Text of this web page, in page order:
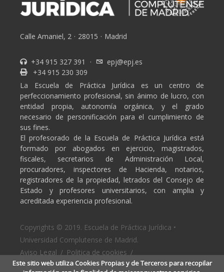
Calle Amaniel, 2 · 28015 · Madrid
+34 915 327 391 ·
epj@epj.es
+34 915 230 309
La Escuela de Práctica Jurídica es un centro de
perfeccionamiento profesional, sin ánimo de lucro, con
entidad propia, autonomía orgánica, y el grado
necesario de personificación para el cumplimiento de
sus fines.
El profesorado de la Escuela de Práctica Jurídica está
formado por abogados en ejercicio, magistrados,
fiscales, secretarios de Administración Local,
procuradores, inspectores de Hacienda, notarios,
registradores de la propiedad, letrados del Consejo de
Estado y profesores universitarios, con amplia y
acreditada experiencia profesional.
Copyrights © 2019. Escuela de Práctica Jurídica •
Universidad Complutense de Madrid.
Aviso Legal / Politica de cookies /
Politica de privacidad
Este sitio web utiliza Cookies Propias y de Terceros para recopilar